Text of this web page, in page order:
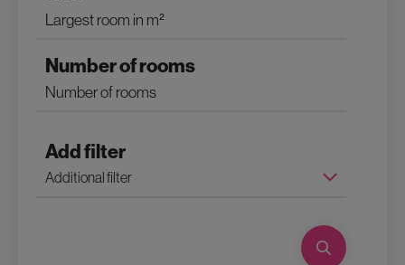
Number of rooms
Add filter